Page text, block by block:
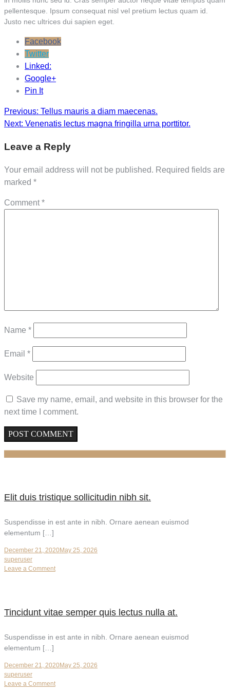
pellentesque. Ipsum consequat nisl vel pretium lectus quam id.
Justo nec ultrices dui sapien eget.
Facebook
Twitter
Linked:
Google+
Pin It
Post
Previous: Tellus mauris a diam maecenas.
Next: Venenatis lectus magna fringilla urna porttitor.
Leave a Reply
Your email address will not be published. Required fields are
marked *
Comment *
Name *
Email *
Website
Save my name, email, and website in this browser for the
next time I comment.
Elit duis tristique sollicitudin nibh sit.
Suspendisse in est ante in nibh. Ornare aenean euismod
elementum […]
December 21, 2020May 25, 2026
superuser
Leave a Commenton
nibh
Tincidunt vitae semper quis lectus nulla at.
Suspendisse in est ante in nibh. Ornare aenean euismod
elementum […]
December 21, 2020May 25, 2026
superuser
Leave a Commenton